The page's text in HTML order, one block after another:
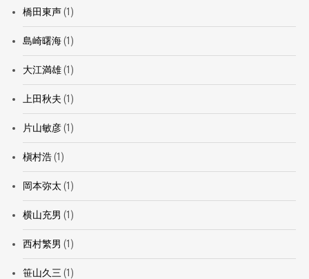
橋田東声(1)
島崎曙海(1)
大江満雄(1)
上田秋夫 (1)
片山敏彦(1)
槇村浩(1)
岡本弥太 (1)
横山充男 (1)
西村繁男 (1)
笹山久三 (1)